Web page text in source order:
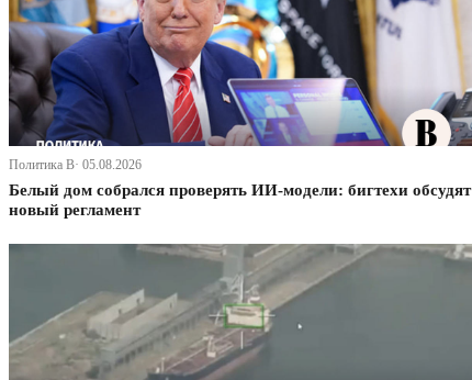
Политика В· 05.08.2026
Белый дом собрался проверять ИИ-модели: бигтехи обсудят
новый регламент